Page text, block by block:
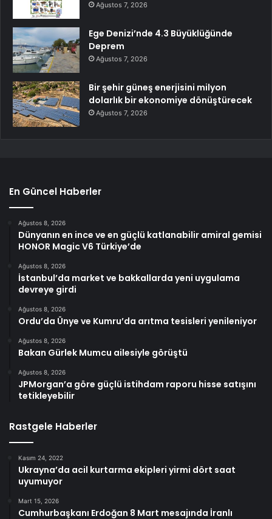
Ağustos 7, 2026
Ege Denizi’nde 4.3 Büyüklüğünde
Deprem
Ağustos 7, 2026
Bir şehir güneş enerjisini milyon
dolarlık bir ekonomiye dönüştürecek
Ağustos 7, 2026
En Güncel Haberler
Ağustos 8, 2026
Dünyanın en ince ve en güçlü katlanabilir amiral gemisi
HONOR Magic V6 Türkiye’de
Ağustos 8, 2026
İstanbul’da market ve bakkallarda yeni uygulama
devreye girdi
Ağustos 8, 2026
Ordu’da Ünye ve Kumru’da arıtma tesisleri yenileniyor
Ağustos 8, 2026
Bakan Gürlek Mumcu ailesiyle görüştü
Ağustos 8, 2026
JPMorgan’a göre güçlü istihdam raporu hisse satışını
tetikleyebilir
Rastgele Haberler
Kasım 24, 2022
Ukrayna’da acil kurtarma ekipleri yirmi dört saat
uyumuyor
Mart 15, 2026
Cumhurbaşkanı Erdoğan 8 Mart mesajında İranlı